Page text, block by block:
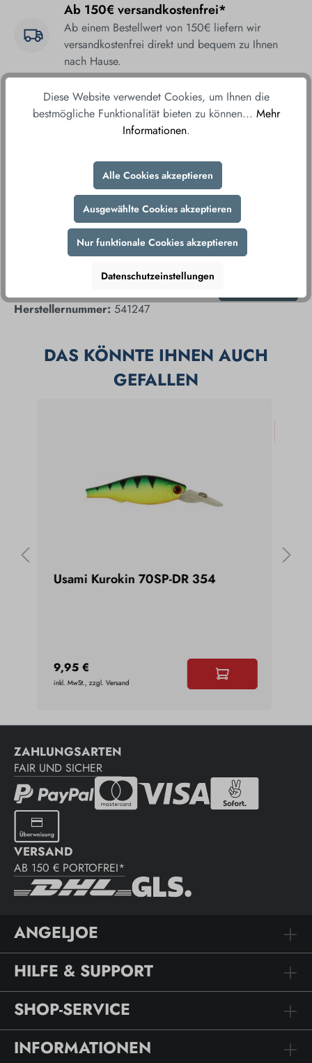
Ab 150€ versandkostenfrei*
Ab einem Bestellwert von 150€ liefern wir
versandkostenfrei direkt und bequem zu Ihnen
nach Hause.
Fair & sicher bestellen
Durch unsere sicheren Zahlungsmethoden und
verschlüsselte Datenübertragung gewährleisten wir
Produktnummer:338478
Herstellernummer: 541247
DAS KÖNNTE IHNEN AUCH
GEFALLEN
Usami Kurokin 70SP-DR 354
9,95 €
inkl. MwSt., zzgl. Versand
ZAHLUNGSARTEN
FAIR UND SICHER
VERSAND
AB 150 € PORTOFREI*
ANGELJOE
HILFE & SUPPORT
SHOP-SERVICE
INFORMATIONEN
Diese Website verwendet Cookies, um Ihnen die
bestmögliche Funktionalität bieten zu können... Mehr
Informationen.
Alle Cookies akzeptieren
Ausgewählte Cookies akzeptieren
Nur funktionale Cookies akzeptieren
Datenschutzeinstellungen